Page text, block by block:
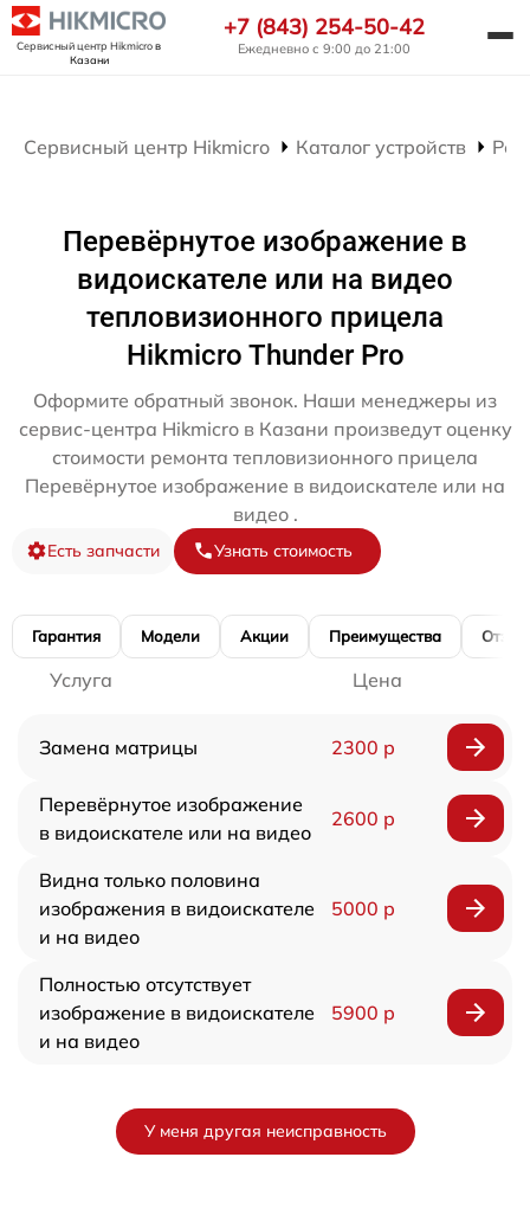
Сервисный центр Hikmicroв
Казани
+7 (843) 254-50-42
Ежедневно с 9:00 до 21:00
Сервисный центр Hikmicro Каталог устройств
Перевёрнутое изображение в
видоискателе или на видео
тепловизионного прицела
Hikmicro Thunder Pro
Оформите обратный звонок. Наши менеджеры из
сервис-центра Hikmicro в Казани произведут оценку
стоимости ремонта тепловизионного прицела
Перевёрнутое изображение в видоискателе или на
видео .
Есть запчасти Узнать стоимость
Гарантия Модели Акции Преимущества
Услуга Цена
Замена матрицы 2300 р
Перевёрнутое изображение
в видоискателе или на видео
2600 р
Видна только половина
изображения в видоискателе
и на видео
5000 р
Полностью отсутствует
изображение в видоискателе
и на видео
5900 р
У меня другая неисправность